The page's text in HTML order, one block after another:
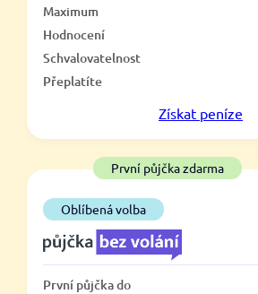
ano
Ve zkušebce
ano
ne
Maximum
Hodnocení
Schvalovatelnost
Přeplatíte
Získat peníze
První půjčka zdarma
Oblíbená volba
První půjčka do